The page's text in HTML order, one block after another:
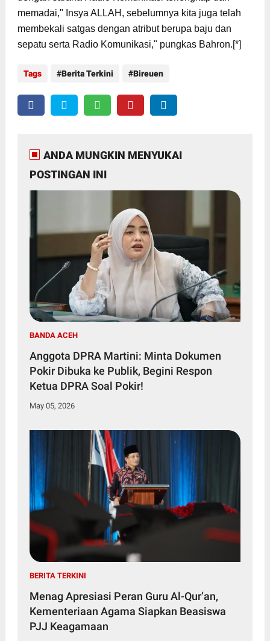
memadai," Insya ALLAH, sebelumnya kita juga telah
membekali satgas dengan atribut berupa baju dan
sepatu serta Radio Komunikasi," pungkas Bahron.[*]
Tags Berita Terkini Bireuen
ANDA MUNGKIN MENYUKAI
POSTINGAN INI
BANDA ACEH
Anggota DPRA Martini: Minta Dokumen
Pokir Dibuka ke Publik, Begini Respon
Ketua DPRA Soal Pokir!
May 05, 2026
BERITA TERKINI
Menag Apresiasi Peran Guru Al-Qur’an,
Kementeriaan Agama Siapkan Beasiswa
PJJ Keagamaan